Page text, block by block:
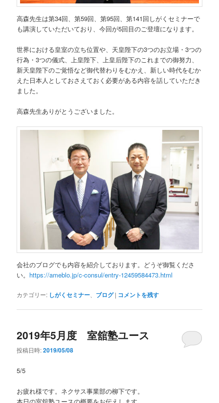
高森先生は第34回、第59回、第95回、第141回しがくセミナーで
も講演していただいており、今回が5回目のご登壇になります。
世界における皇室の立ち位置や、天皇陛下の3つのお立場・3つの
行為・3つの儀式、上皇陛下、上皇后陛下のこれまでの御努力、
新天皇陛下のご覚悟など御代替わりをむかえ、新しい時代をむか
えた日本人としておさえておく必要がある内容を話していただき
ました。
高森先生ありがとうございました。
会社のブログでも内容を紹介しております。どうぞ御覧くださ
い。 https://ameblo.jp/c-consul/entry-12459584473.html
カテゴリー: しがくセミナー ブログ | コメントを残す
2019年5月度 室舘塾ユース
投稿日時:2019/05/08
5/5
お疲れ様です。ネクサス事業部の柳下です。